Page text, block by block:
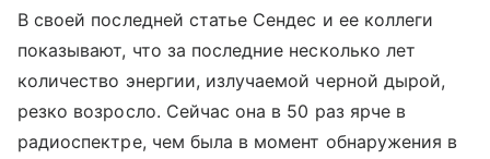
В своей последней статье Сендес и ее коллеги
показывают, что за последние несколько лет
количество энергии, излучаемой черной дырой,
резко возросло. Сейчас она в 50 раз ярче в
радиоспектре, чем была в момент обнаружения в